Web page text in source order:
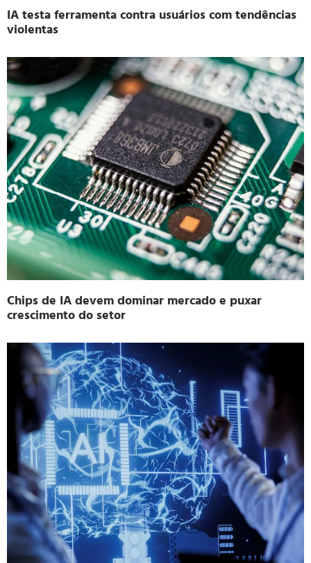
IA testa ferramenta contra usuários com tendências
violentas
Chips de IA devem dominar mercado e puxar
crescimento do setor